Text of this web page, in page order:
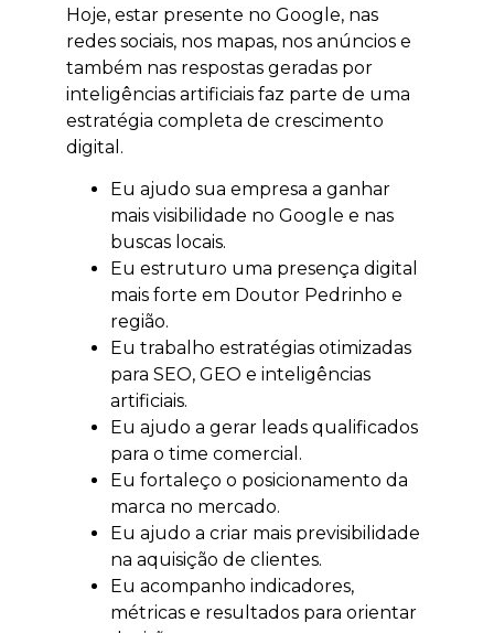
Hoje, estar presente no Google, nas
redes sociais, nos mapas, nos anúncios e
também nas respostas geradas por
inteligências artificiais faz parte de uma
estratégia completa de crescimento
digital.
Eu ajudo sua empresa a ganhar
mais visibilidade no Google e nas
buscas locais.
Eu estruturo uma presença digital
mais forte em Doutor Pedrinho e
região.
Eu trabalho estratégias otimizadas
para SEO, GEO e inteligências
artificiais.
Eu ajudo a gerar leads qualificados
para o time comercial.
Eu fortaleço o posicionamento da
marca no mercado.
Eu ajudo a criar mais previsibilidade
na aquisição de clientes.
Eu acompanho indicadores,
métricas e resultados para orientar